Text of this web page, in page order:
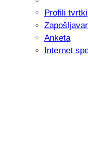
Profili tvrtki
Anketa
Internet